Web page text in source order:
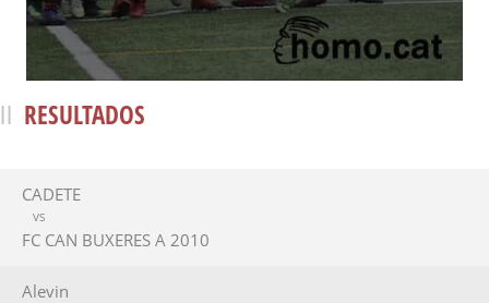
RESULTADOS
CADETE
VS
FC CAN BUXERES A 2010
Alevin